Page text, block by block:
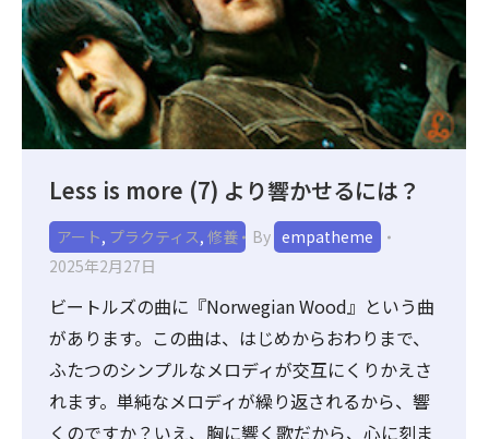
Less is more (7) より響かせるには？
アート, プラクティス, 修養 By empatheme
2025年2月27日
ビートルズの曲に『Norwegian Wood』という曲
があります。この曲は、はじめからおわりまで、
ふたつのシンプルなメロディが交互にくりかえさ
れます。単純なメロディが繰り返されるから、響
くのですか？いえ、胸に響く歌だから、心に刻ま